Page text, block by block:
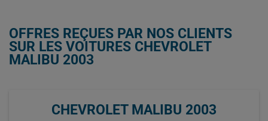
OFFRES REÇUES PAR NOS CLIENTS
SUR LES VOITURES CHEVROLET
MALIBU 2003
CHEVROLET MALIBU 2003